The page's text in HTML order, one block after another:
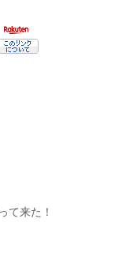
て来た！